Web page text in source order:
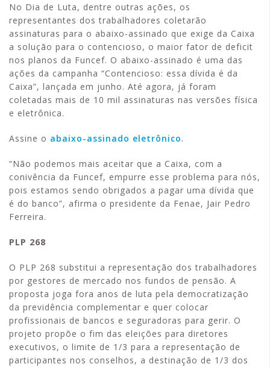
No Dia de Luta, dentre outras ações, os
representantes dos trabalhadores coletarão
assinaturas para o abaixo-assinado que exige da Caixa
a solução para o contencioso, o maior fator de deficit
nos planos da Funcef. O abaixo-assinado é uma das
ações da campanha “Contencioso: essa dívida é da
Caixa”, lançada em junho. Até agora, já foram
coletadas mais de 10 mil assinaturas nas versões física
e eletrônica.
Assine o abaixo-assinado eletrônico.
“Não podemos mais aceitar que a Caixa, com a
conivência da Funcef, empurre esse problema para nós,
pois estamos sendo obrigados a pagar uma dívida que
é do banco”, afirma o presidente da Fenae, Jair Pedro
Ferreira.
PLP 268
O PLP 268 substitui a representação dos trabalhadores
por gestores de mercado nos fundos de pensão. A
proposta joga fora anos de luta pela democratização
da previdência complementar e quer colocar
profissionais de bancos e seguradoras para gerir. O
projeto propõe o fim das eleições para diretores
executivos, o limite de 1/3 para a representação de
participantes nos conselhos, a destinação de 1/3 dos